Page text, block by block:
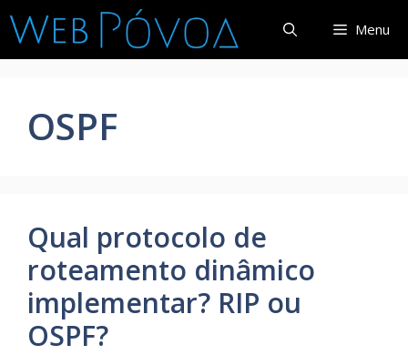
Pular
para
o
Menu
OSPF
Qual protocolo de
roteamento dinâmico
implementar? RIP ou
OSPF?